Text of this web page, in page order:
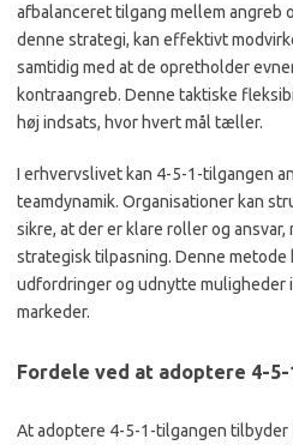
afbalanceret tilgang mellem angreb
denne strategi, kan effektivt
samtidig med at de opretholder
kontraangreb. Denne taktiske
høj indsats, hvor hvert mål tæller.
I erhvervslivet kan 4-5-1-tilgangen
teamdynamik. Organisationer kan
sikre, at der er klare roller og ansvar,
strategisk tilpasning. Denne
udfordringer og udnytte
markeder.
Fordele ved at adoptere 4-
At adoptere 4-5-1-tilgangen